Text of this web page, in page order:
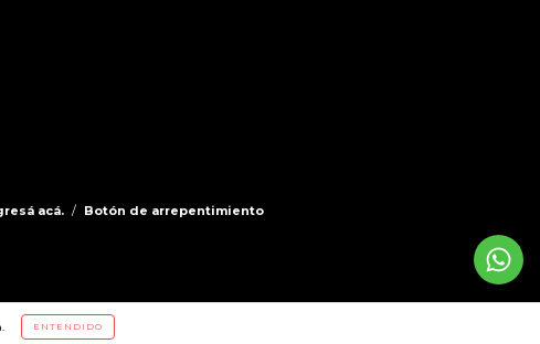
ENTENDIDO
acá. / Botón de arrepentimiento